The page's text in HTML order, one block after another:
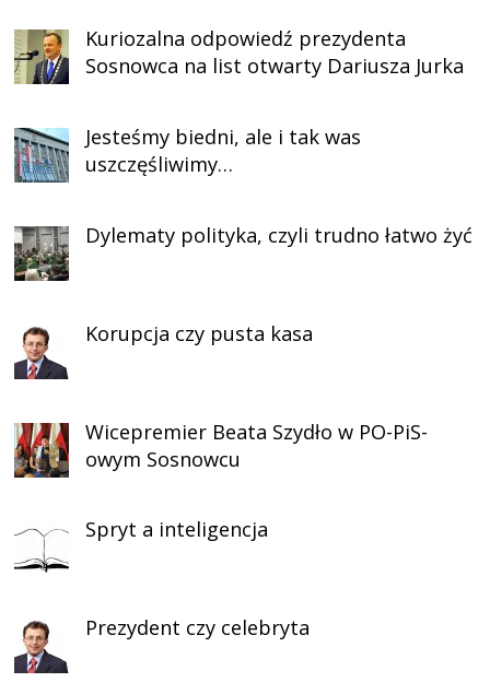
Kuriozalna odpowiedź prezydenta
Sosnowca na list otwarty Dariusza Jurka
Jesteśmy biedni, ale i tak was
uszczęśliwimy…
Dylematy polityka, czyli trudno łatwo żyć
Korupcja czy pusta kasa
Wicepremier Beata Szydło w PO-PiS-
owym Sosnowcu
Spryt a inteligencja
Prezydent czy celebryta